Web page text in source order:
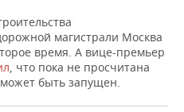
магистрали Москва
время. А вице-премьер
, что пока не просчитана
быть запущен.